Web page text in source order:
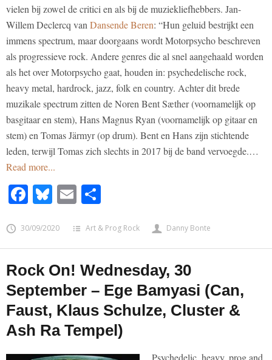
vielen bij zowel de critici en als bij de muziekliefhebbers. Jan-
Willem Declercq van Dansende Beren: “Hun geluid bestrijkt een
immens spectrum, maar doorgaans wordt Motorpsycho beschreven
als progressieve rock. Andere genres die al snel aangehaald worden
als het over Motorpsycho gaat, houden in: psychedelische rock,
heavy metal, hardrock, jazz, folk en country. Achter dit brede
muzikale spectrum zitten de Noren Bent Sæther (voornamelijk op
basgitaar en stem), Hans Magnus Ryan (voornamelijk op gitaar en
stem) en Tomas Järmyr (op drum). Bent en Hans zijn stichtende
leden, terwijl Tomas zich slechts in 2017 bij de band vervoegde.…
Read more...
Facebook
Bluesky
Email
30/09/2020 Art & Prog Rock Danny Bonte
Rock On! Wednesday, 30
September – Ege Bamyasi (Can,
Faust, Klaus Schulze, Cluster &
Ash Ra Tempel)